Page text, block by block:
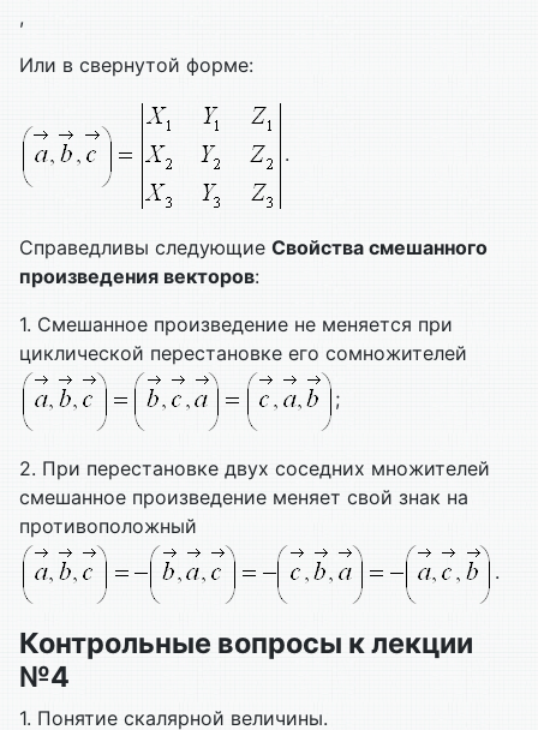
,
Или в свернутой форме:
.
Справедливы следующие Свойства смешанного
произведения векторов:
1. Смешанное произведение не меняется при
циклической перестановке его сомножителей
;
2. При перестановке двух соседних множителей
смешанное произведение меняет свой знак на
противоположный
.
Контрольные вопросы к лекции
№4
1. Понятие скалярной величины.